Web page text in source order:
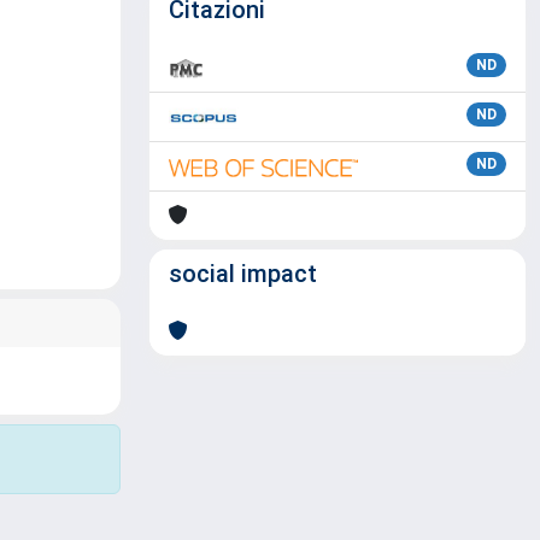
Citazioni
ND
ND
ND
social impact